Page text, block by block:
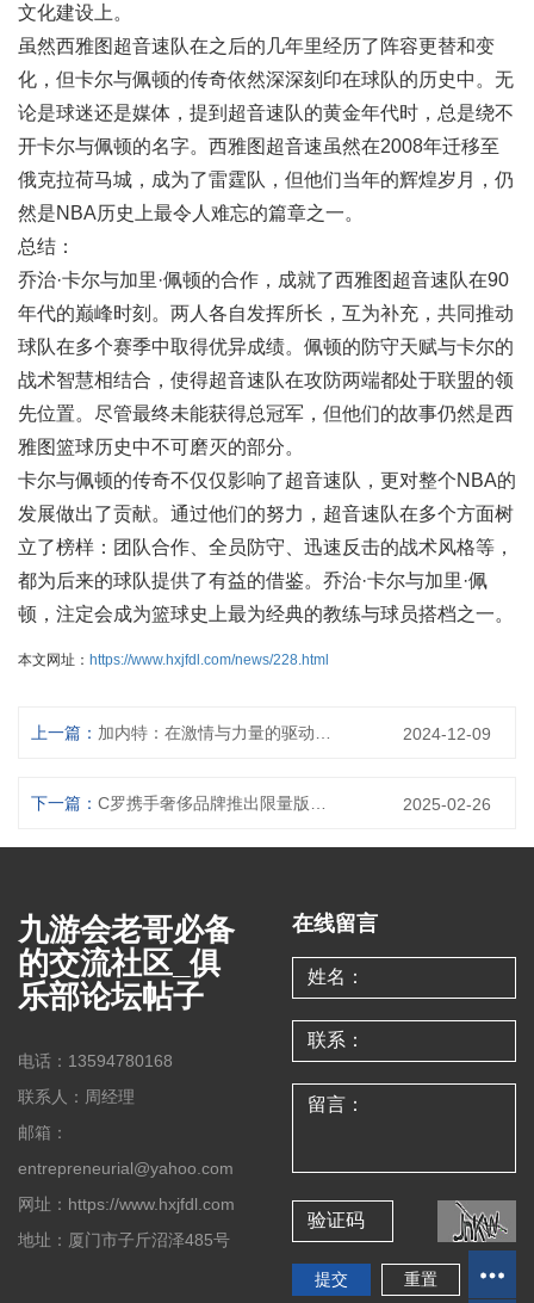
文化建设上。
虽然西雅图超音速队在之后的几年里经历了阵容更替和变
化，但卡尔与佩顿的传奇依然深深刻印在球队的历史中。无
论是球迷还是媒体，提到超音速队的黄金年代时，总是绕不
开卡尔与佩顿的名字。西雅图超音速虽然在2008年迁移至
俄克拉荷马城，成为了雷霆队，但他们当年的辉煌岁月，仍
然是NBA历史上最令人难忘的篇章之一。
总结：
乔治·卡尔与加里·佩顿的合作，成就了西雅图超音速队在90
年代的巅峰时刻。两人各自发挥所长，互为补充，共同推动
球队在多个赛季中取得优异成绩。佩顿的防守天赋与卡尔的
战术智慧相结合，使得超音速队在攻防两端都处于联盟的领
先位置。尽管最终未能获得总冠军，但他们的故事仍然是西
雅图篮球历史中不可磨灭的部分。
卡尔与佩顿的传奇不仅仅影响了超音速队，更对整个NBA的
发展做出了贡献。通过他们的努力，超音速队在多个方面树
立了榜样：团队合作、全员防守、迅速反击的战术风格等，
都为后来的球队提供了有益的借鉴。乔治·卡尔与加里·佩
顿，注定会成为篮球史上最为经典的教练与球员搭档之一。
本文网址： https://www.hxjfdl.com/news/228.html
上一篇： 2024-12-09
下一篇： 2025-02-26
九游会老哥必备
的交流社区_俱
乐部论坛帖子
电话：13594780168
联系人：周经理
邮箱：
entrepreneurial@yahoo.com
网址：https://www.hxjfdl.com
地址：厦门市子斤沼泽485号
在线留言